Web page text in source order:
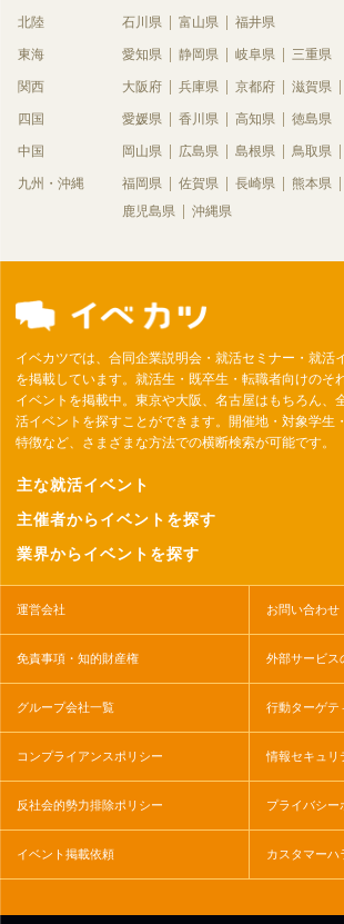
北陸 石川県 富山県 福井県
東海 愛知県 静岡県 岐阜県 三重県
関西 大阪府 兵庫県 京都府 滋賀県
四国 愛媛県 香川県 高知県 徳島県
中国 岡山県 広島県 島根県 鳥取県
九州・沖縄 福岡県 佐賀県 長崎県 熊本県
鹿児島県
沖縄県
イベカツでは、合同企業説明会・就活セミナー・就活
を掲載しています。就活生・既卒生・転職者向けのそ
イベントを掲載中。東京や大阪、名古屋はもちろん、
活イベントを探すことができます。開催地・対象学生
特徴など、さまざまな方法での横断検索が可能です。
主な就活イベント
主催者からイベントを探す
業界からイベントを探す
運営会社 お問い合わせ
免責事項・知的財産権 外部サービス
グループ会社一覧 行動ターゲテ
コンプライアンスポリシー 情報セキュリ
反社会的勢力排除ポリシー プライバシー
イベント掲載依頼 カスタマーハ